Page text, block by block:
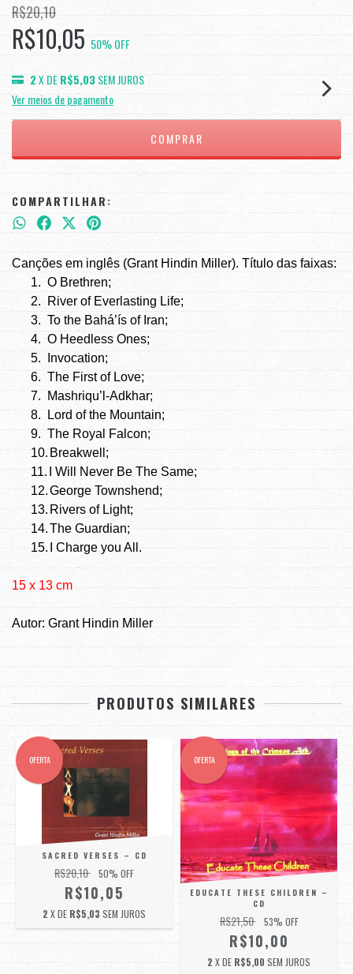
R$20,10
R$10,05 50% OFF
2X DER$5,03SEM JUROS
Ver meios de pagamento
COMPARTILHAR:
Canções em inglês (Grant Hindin Miller). Título das faixas:
1. O Brethren;
2.
River of Everlasting Life;
3. To the Bahá’ís of Iran;
4. O Heedless Ones;
5.
Invocation;
6. The First of Love;
7.
Mashriqu’l-Adkhar;
8.
Lord of the Mountain;
9. The Royal Falcon;
10. Breakwell;
11.
I Will Never Be The Same;
12.George Townshend;
13. Rivers of Light;
14.The Guardian;
15.
I Charge you All.
15 x 13 cm
Autor: Grant Hindin Miller
PRODUTOS SIMILARES
OFERTA
SACRED VERSES – CD
R$20,10 50% OFF
R$10,05
2 X DE R$5,03 SEM JUROS
OFERTA
EDUCATE THESE CHILDREN –
CD
R$21,50 53% OFF
R$10,00
2 X DE R$5,00 SEM JUROS